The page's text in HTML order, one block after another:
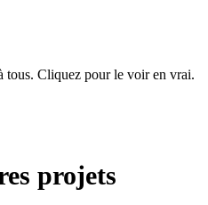
tous. Cliquez pour le voir en vrai.
projets